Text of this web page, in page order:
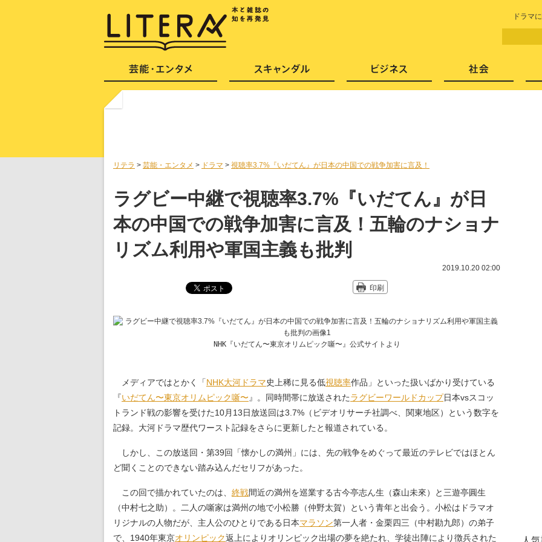
ドラマ
リテラ > 芸能・エンタメ > ドラマ > 視聴率3.7%『いだてん』が日本の中国での戦争加害に言及！
ラグビー中継で視聴率3.7%『いだてん』が日
本の中国での戦争加害に言及！五輪のナショナ
リズム利用や軍国主義も批判
2019.10.20 02:00
印刷
NHK『いだてん〜東京オリムピック噺〜』公式サイトより
メディアではとかく「NHK大河ドラマ史上稀に見る低視聴率作品」といった扱いばかり受けている
『いだてん〜東京オリムピック噺〜 』。同時間帯に放送されたラグビーワールドカップ日本vsスコッ
トランド戦の影響を受けた10月13日放送回は3.7%（ビデオリサーチ社調べ、関東地区）という数字を
記録。大河ドラマ歴代ワースト記録をさらに更新したと報道されている。
しかし、この放送回・第39回「懐かしの満州」には、先の戦争をめぐって最近のテレビではほとん
ど聞くことのできない踏み込んだセリフがあった。
この回で描かれていたのは、 終戦間近の満州を巡業する古今亭志ん生（森山未來）と三遊亭圓生
（中村七之助）。二人の噺家は満州の地で小松勝（仲野太賀）という青年と出会う。小松はドラマオ
リジナルの人物だが、主人公のひとりである日本マラソン第一人者・金栗四三（中村勘九郎）の弟子
で、1940年東京オリンピック返上によりオリンピック出場の夢を絶たれ、学徒出陣により徴兵された
芸能・エンタメ スキャンダル